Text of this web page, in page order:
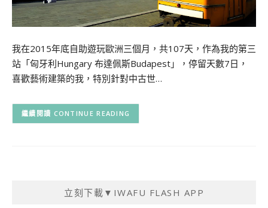
我在2015年底自助遊玩歐洲三個月，共107天，作為我的第三
站「匈牙利Hungary 布達佩斯Budapest」，停留天數7日，
喜歡藝術建築的我，特別針對中古世…
CONTINUE READING
立刻下載▼IWAFU FLASH APP